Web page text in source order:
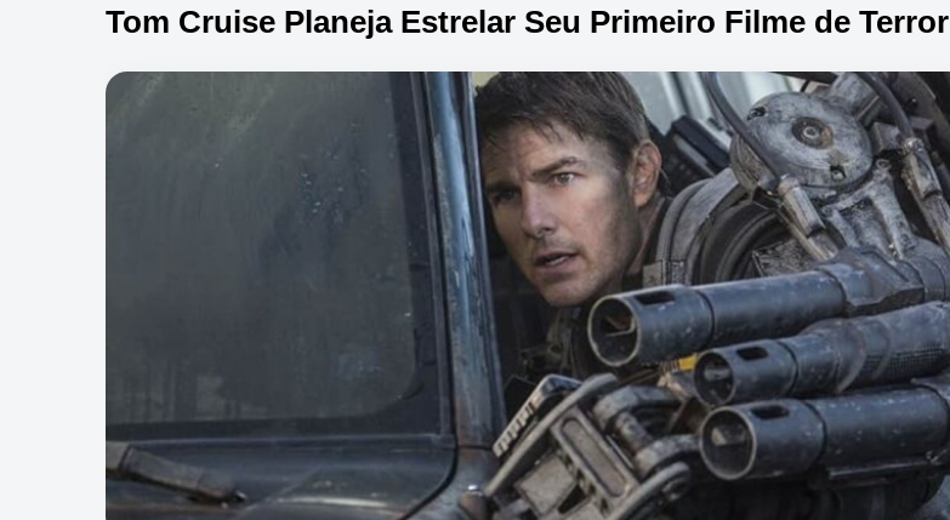
Tom Cruise Planeja Estrelar Seu Primeiro Filme de Terror